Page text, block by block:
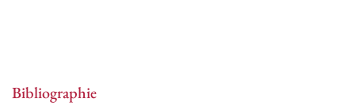
Bibliographie